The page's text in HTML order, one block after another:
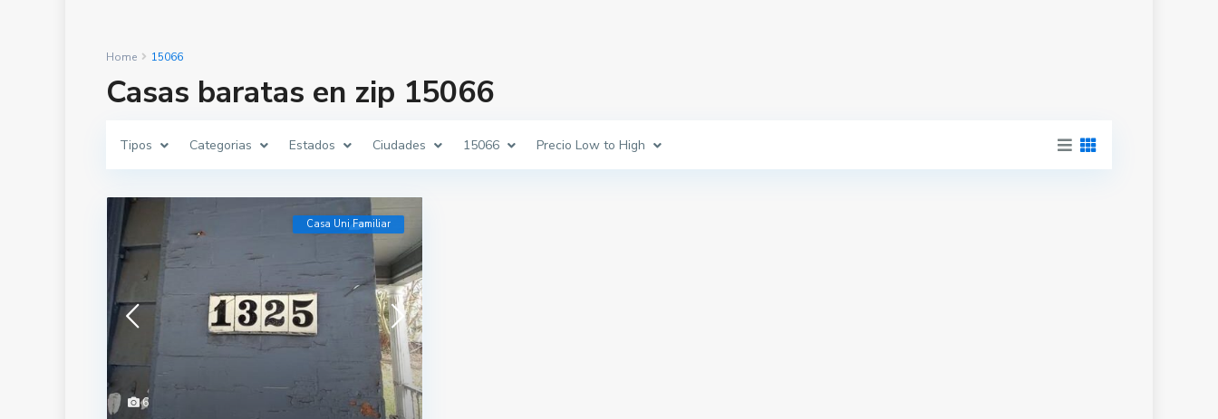
Home 15066
Casas baratas en zip 15066
Tipos Categorias Estados Ciudades 15066 Precio Low to High
6
Casa Uni Familiar